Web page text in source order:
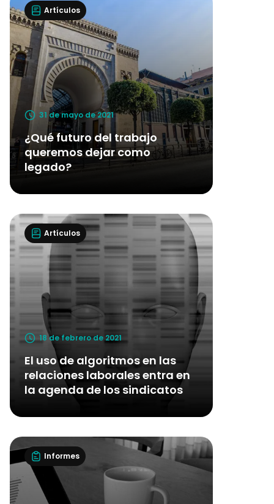
Artículos
31 de mayo de 2021
¿Qué futuro del trabajo
queremos dejar como
legado?
Artículos
18 de febrero de 2021
El uso de algoritmos en las
relaciones laborales entra en
la agenda de los sindicatos
Informes